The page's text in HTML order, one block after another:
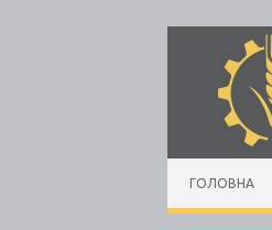
Skip to content
ГОЛОВНА